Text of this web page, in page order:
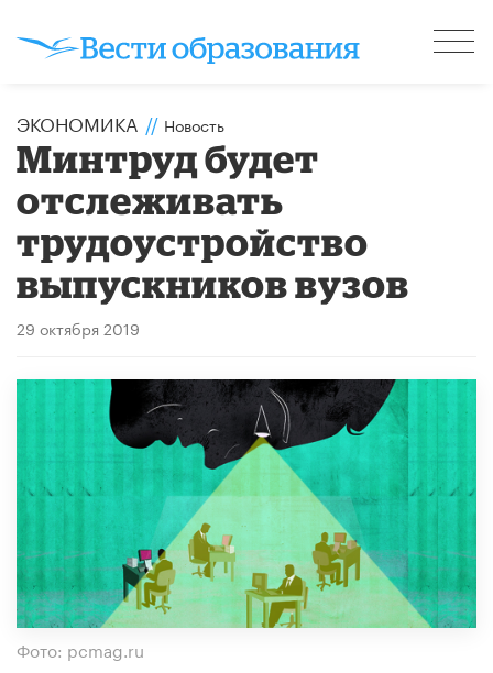
ЭКОНОМИКА // Новость
Минтруд будет
отслеживать
трудоустройство
выпускников вузов
29 октября 2019
Фото: pcmag.ru